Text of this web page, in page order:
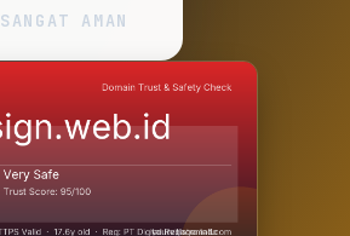
SANGAT AMAN